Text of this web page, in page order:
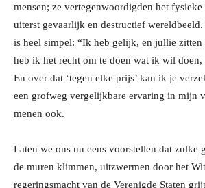
mensen; ze vertegenwoordigden het
uiterst gevaarlijk en destructief
is heel simpel: “Ik heb gelijk, en jullie
heb ik het recht om te doen wat ik wil doen,
En over dat ‘tegen elke prijs’ kan ik je
een grofweg vergelijkbare ervaring in mijn
menen ook.
Laten we ons nu eens voorstellen dat zulke
de muren klimmen, uitzwermen door het
regeringsmacht van de Verenigde Staten